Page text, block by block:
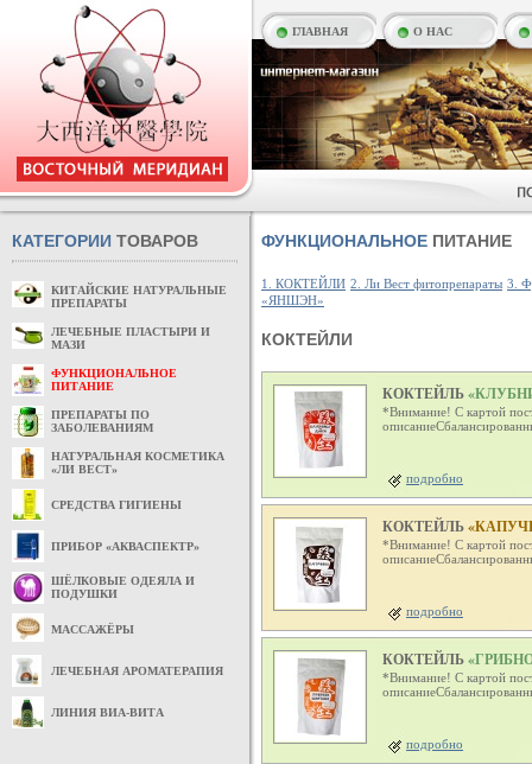
ГЛАВНАЯ О НАС
КАТЕГОРИИ ТОВАРОВ
КИТАЙСКИЕ НАТУРАЛЬНЫЕ
ПРЕПАРАТЫ
ЛЕЧЕБНЫЕ ПЛАСТЫРИ И
МАЗИ
ФУНКЦИОНАЛЬНОЕ
ПИТАНИЕ
ПРЕПАРАТЫ ПО
ЗАБОЛЕВАНИЯМ
НАТУРАЛЬНАЯ КОСМЕТИКА
«ЛИ ВЕСТ»
СРЕДСТВА ГИГИЕНЫ
ПРИБОР «АКВАСПЕКТР»
ШЁЛКОВЫЕ ОДЕЯЛА И
ПОДУШКИ
МАССАЖЁРЫ
ЛЕЧЕБНАЯ АРОМАТЕРАПИЯ
ЛИНИЯ ВИА-ВИТА
ФУНКЦИОНАЛЬНОЕ ПИТАНИЕ
1. КОКТЕЙЛИ 2. Ли Вест фитопрепараты 3.
«ЯНШЭН»
КОКТЕЙЛИ
КОКТЕЙЛЬ
*Внимание! С картой
подробно
КОКТЕЙЛЬ
*Внимание! С картой
подробно
КОКТЕЙЛЬ
*Внимание! С картой
подробно